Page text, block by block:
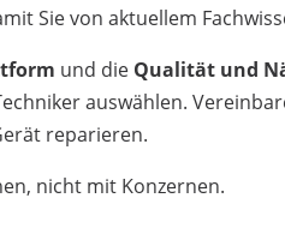
Sie von aktuellem
und die Qualität und
auswählen.
reparieren.
nicht mit Konzernen.